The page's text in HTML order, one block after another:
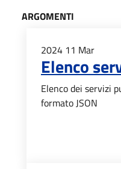
ARGOMENTI
2024 11 Mar
Elenco
Elenco dei servizi
formato JSON